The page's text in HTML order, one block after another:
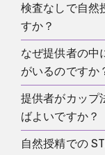
ん安全に感じや
いいえ。IUI は
に入れる方法で
な性行為を指し
検査なしで自然
すか？
いいえ。最新の
話がないまま進
せん。
なぜ提供者の中
がいるのですか
性行為を望んで
いから」と見せ
り慎重に見る必
提供者がカップ
ばよいですか？
その人との関係
自然授精での